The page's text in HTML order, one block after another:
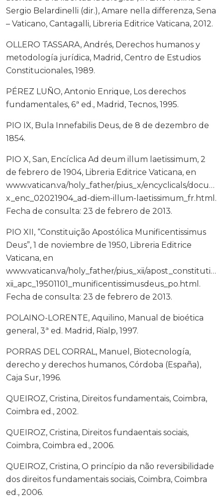
Sergio Belardinelli (dir.), Amare nella differenza, Sena
– Vaticano, Cantagalli, Libreria Editrice Vaticana, 2012.
OLLERO TASSARA, Andrés, Derechos humanos y
metodología jurídica, Madrid, Centro de Estudios
Constitucionales, 1989.
PÉREZ LUÑO, Antonio Enrique, Los derechos
fundamentales, 6ª ed., Madrid, Tecnos, 1995.
PIO IX, Bula Innefabilis Deus, de 8 de dezembro de
1854.
PIO X, San, Encíclica Ad deum illum laetissimum, 2
de febrero de 1904, Libreria Editrice Vaticana, en
www.vatican.va/holy_father/pius_x/encyclicals/
x_enc_02021904_ad-diem-illum-laetissimum_fr.html.
Fecha de consulta: 23 de febrero de 2013.
PIO XII, “Constituição Apostólica Munificentissimus
Deus”, 1 de noviembre de 1950, Libreria Editrice
Vaticana, en
www.vatican.va/holy_father/pius_xii/
xii_apc_19501101_munificentissimusdeus_po.html.
Fecha de consulta: 23 de febrero de 2013.
POLAINO-LORENTE, Aquilino, Manual de bioética
general, 3ª ed. Madrid, Rialp, 1997.
PORRAS DEL CORRAL, Manuel, Biotecnología,
derecho y derechos humanos, Córdoba (España),
Caja Sur, 1996.
QUEIROZ, Cristina, Direitos fundamentais, Coimbra,
Coimbra ed., 2002.
QUEIROZ, Cristina, Direitos fundaentais sociais,
Coimbra, Coimbra ed., 2006.
QUEIROZ, Cristina, O princípio da não reversibilidade
dos direitos fundamentais sociais, Coimbra, Coimbra
ed., 2006.